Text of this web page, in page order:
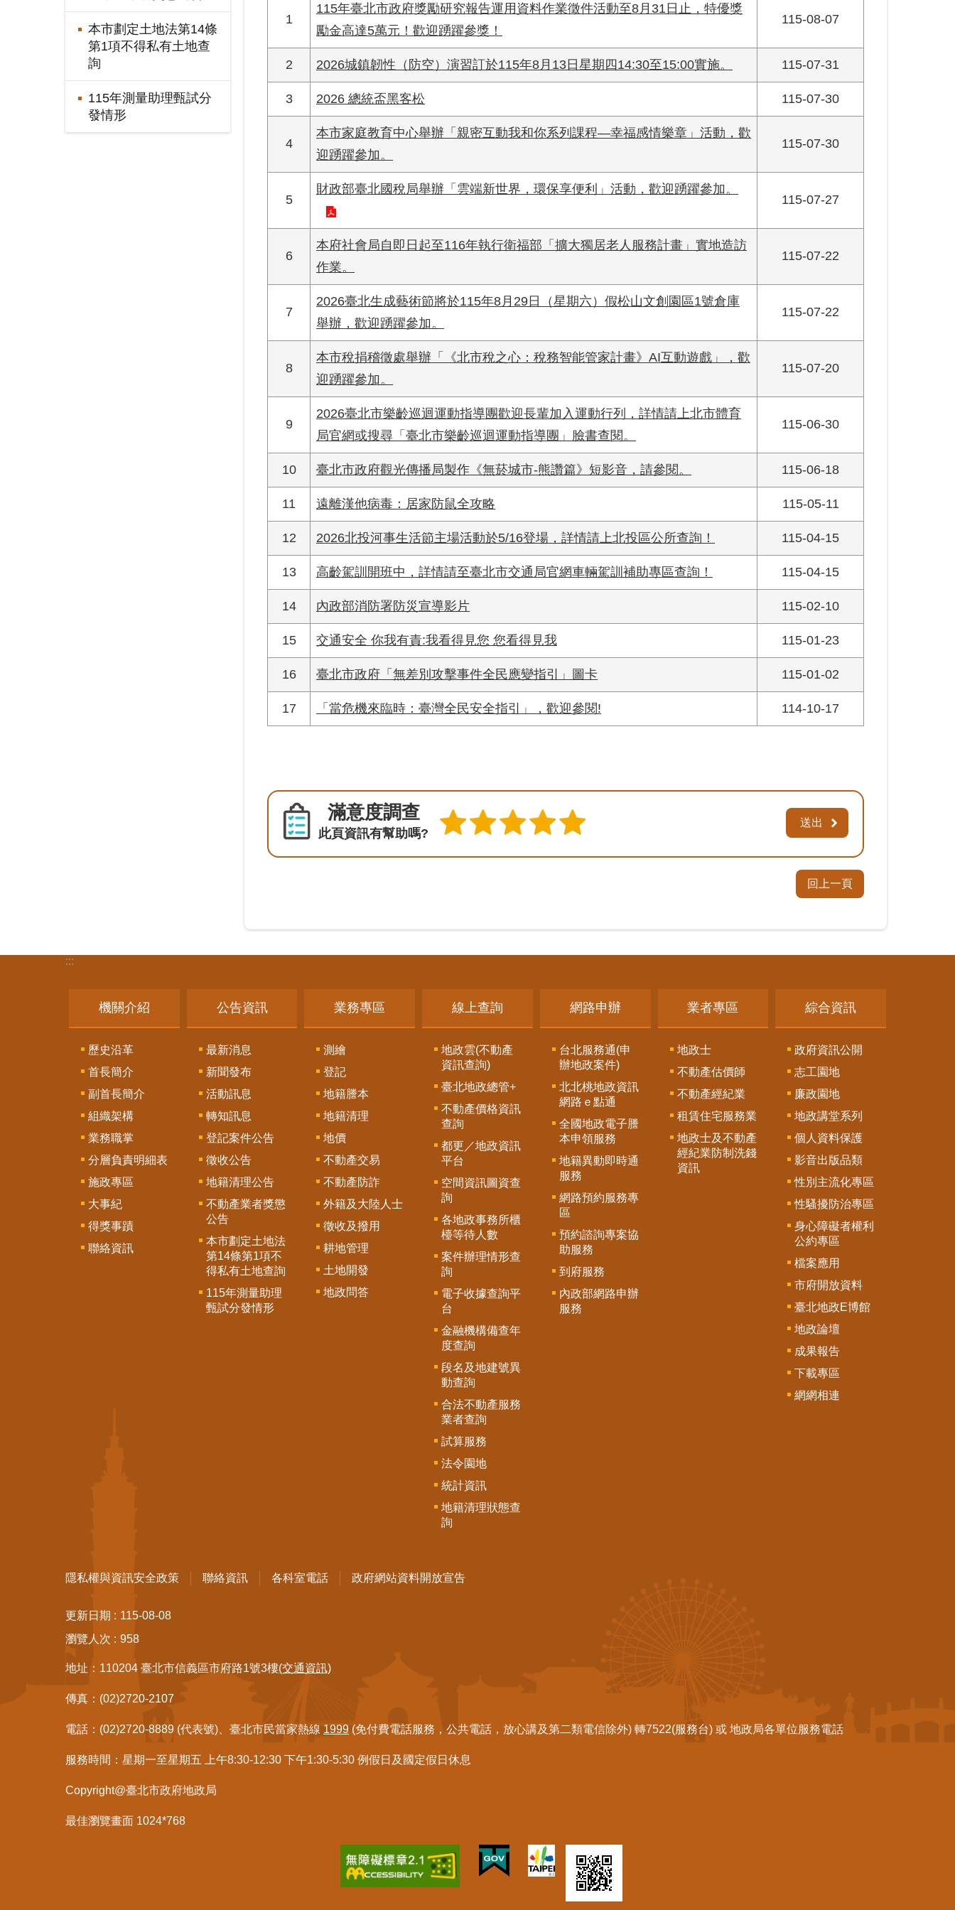
本市劃定土地法第14條
第1項不得私有土地查
詢
115年測量助理甄試分
發情形
1
115年臺北市政府獎勵研究報告運用資料作業徵件活動至8月31日止，特優獎
勵金高達5萬元！歡迎踴躍參獎！
115-08-07
2 2026城鎮韌性（防空）演習訂於115年8月13日星期四14:30至15:00實施。 115-07-31
3 2026 總統盃黑客松 115-07-30
4
本市家庭教育中心舉辦「親密互動我和你系列課程—幸福感情樂章」活動，歡
迎踴躍參加。
115-07-30
5
財政部臺北國稅局舉辦「雲端新世界，環保享便利」活動，歡迎踴躍參加。
115-07-27
6
本府社會局自即日起至116年執行衛福部「擴大獨居老人服務計畫」實地造訪
作業。
115-07-22
7
2026臺北生成藝術節將於115年8月29日（星期六）假松山文創園區1號倉庫
舉辦，歡迎踴躍參加。
115-07-22
8
本市稅捐稽徵處舉辦「《北市稅之心：稅務智能管家計畫》AI互動遊戲」，歡
迎踴躍參加。
115-07-20
9
2026臺北市樂齡巡迴運動指導團歡迎長輩加入運動行列，詳情請上北市體育
局官網或搜尋「臺北市樂齡巡迴運動指導團」臉書查閱。
115-06-30
10 臺北市政府觀光傳播局製作《無菸城市-熊讚篇》短影音，請參閱。 115-06-18
11 遠離漢他病毒：居家防鼠全攻略 115-05-11
12 2026北投河事生活節主場活動於5/16登場，詳情請上北投區公所查詢！ 115-04-15
13 高齡駕訓開班中，詳情請至臺北市交通局官網車輛駕訓補助專區查詢！ 115-04-15
14 內政部消防署防災宣導影片 115-02-10
15 交通安全 你我有責:我看得見您 您看得見我 115-01-23
16 臺北市政府「無差別攻擊事件全民應變指引」圖卡 115-01-02
17 「當危機來臨時：臺灣全民安全指引」，歡迎參閱! 114-10-17
滿意度調查
此頁資訊有幫助嗎?
回上一頁
:::
機關介紹
歷史沿革
首長簡介
副首長簡介
組織架構
業務職掌
分層負責明細表
施政專區
大事紀
得獎事蹟
聯絡資訊
公告資訊
最新消息
新聞發布
活動訊息
轉知訊息
登記案件公告
徵收公告
地籍清理公告
不動產業者獎懲
公告
本市劃定土地法
第14條第1項不
得私有土地查詢
115年測量助理
甄試分發情形
業務專區
測繪
登記
地籍謄本
地籍清理
地價
不動產交易
不動產防詐
外籍及大陸人士
徵收及撥用
耕地管理
土地開發
地政問答
線上查詢
地政雲(不動產
資訊查詢)
臺北地政總管+
不動產價格資訊
查詢
都更／地政資訊
平台
空間資訊圖資查
詢
各地政事務所櫃
檯等待人數
案件辦理情形查
詢
電子收據查詢平
台
金融機構備查年
度查詢
段名及地建號異
動查詢
合法不動產服務
業者查詢
試算服務
法令園地
統計資訊
地籍清理狀態查
詢
網路申辦
台北服務通(申
辦地政案件)
北北桃地政資訊
網路ｅ點通
全國地政電子謄
本申領服務
地籍異動即時通
服務
網路預約服務專
區
預約諮詢專案協
助服務
到府服務
內政部網路申辦
服務
業者專區
地政士
不動產估價師
不動產經紀業
租賃住宅服務業
地政士及不動產
經紀業防制洗錢
資訊
綜合資訊
政府資訊公開
志工園地
廉政園地
地政講堂系列
個人資料保護
影音出版品類
性別主流化專區
性騷擾防治專區
身心障礙者權利
公約專區
檔案應用
市府開放資料
臺北地政E博館
地政論壇
成果報告
下載專區
網網相連
隱私權與資訊安全政策 聯絡資訊 各科室電話 政府網站資料開放宣告
更新日期
115-08-08
瀏覽人次
958
地址：110204 臺北市信義區市府路1號3樓(交通資訊)
傳真：(02)2720-2107
電話：(02)2720-8889 (代表號)、臺北市民當家熱線 1999 (免付費電話服務，公共電話，放心講及第二類電信除外) 轉7522(服務台) 或 地政局各單位服務電話
服務時間：星期一至星期五 上午8:30-12:30 下午1:30-5:30 例假日及國定假日休息
Copyright@臺北市政府地政局
最佳瀏覽畫面 1024*768